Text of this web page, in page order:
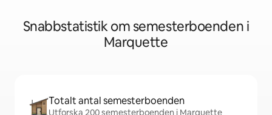
Snabbstatistik om semesterboenden i
Marquette
Totalt antal semesterboenden
Utforska 200 semesterboenden i Marquette